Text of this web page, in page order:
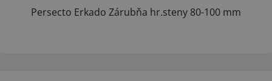
Persecto Erkado Zárubňa hr.steny 80-100 mm